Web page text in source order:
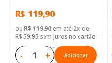
destacadas, com
índice, com zíper, Capa
Couro Sintético
R$ 119,90
ou R$ 119,90em até 2x de
R$ 59,95 sem juros no cartão
- + Adicionar